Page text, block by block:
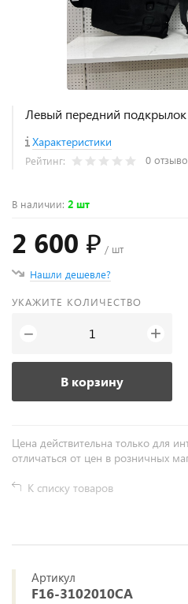
Левый передний
Характеристики
Рейтинг: 0
В наличии: 2 шт
2 600 ₽ / шт
Нашли дешевле?
УКАЖИТЕ КОЛИЧЕСТВО
− +
В корзину
Цена действительна только для
отличаться от цен в розничных
К списку товаров
Артикул
F16-3102010CA